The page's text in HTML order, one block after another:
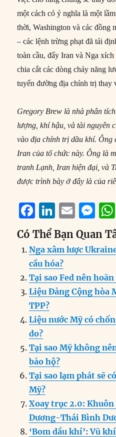
một cách có ý nghĩa là một
thời, Washington và các đồng
– các lệnh trừng phạt đã tái
toàn cầu, đẩy Iran và Nga
chia cắt các dòng chảy năng
tuyến đường địa chính trị thay
Gregory Brew là nhà phân
lượng, khí hậu, và tài nguyên
vào địa chính trị dầu khí. Ông
Iran của tổ chức này. Ông là
tranh Lạnh, Iran hiện đại, và
được trình bày ở đây là của
F
a
c
e
b
o
o
k
Li
n
k
e
d
I
E
m
ai
l
M
ss
e
n
g
Có Thể Bạn Quan
Nga xâm lược
cầu hóa?
Tại sao Fed nên
Liệu Đảng Cộng hòa
TPP?
Liệu nước Mỹ có
do?
Tại sao Mỹ không
bảo hộ?
Tại sao lạm phát sẽ
Mỹ?
Xoay trục 2.0:
Dương-Thái Bình
‘Bom dầu khí’: Vũ